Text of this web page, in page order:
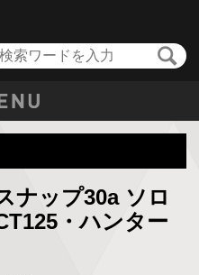
ナップ30a ソロ
・ハンター